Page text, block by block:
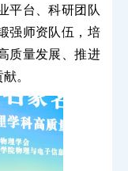
平台、科研团队
强师资队伍，培
质量发展、推进
。